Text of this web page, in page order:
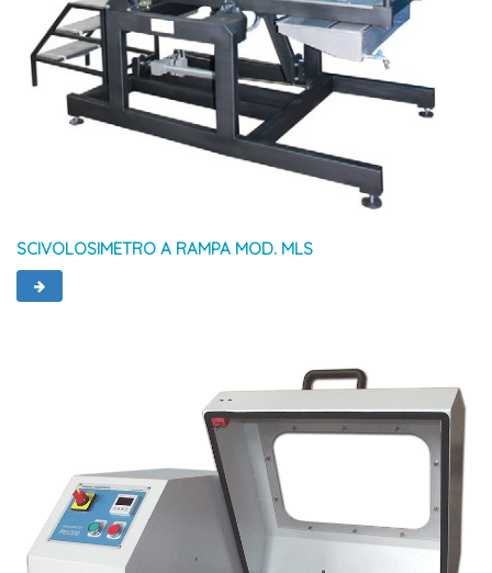
SCIVOLOSIMETRO A RAMPA MOD. MLS